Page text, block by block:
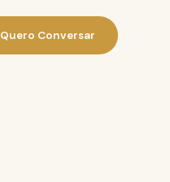
Quero Conversar